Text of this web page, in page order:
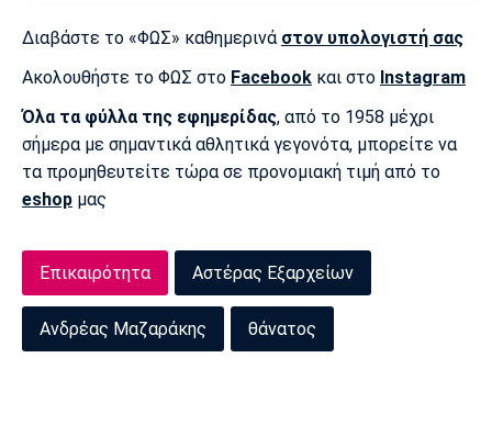
Διαβάστε το «ΦΩΣ» καθημερινά στον υπολογιστή σας
Ακολουθήστε το ΦΩΣ στο Facebook και στο Instagram
Όλα τα φύλλα της εφημερίδας, από το 1958 μέχρι
σήμερα με σημαντικά αθλητικά γεγονότα, μπορείτε να
τα προμηθευτείτε τώρα σε προνομιακή τιμή από το
eshop μας
Επικαιρότητα Αστέρας Εξαρχείων
Ανδρέας Μαζαράκης θάνατος